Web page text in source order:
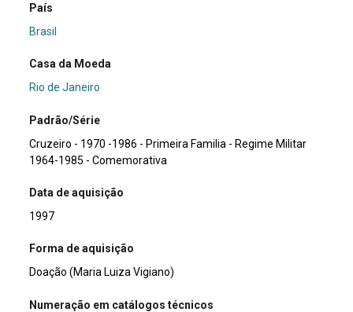
País
Brasil
Casa da Moeda
Rio de Janeiro
Padrão/Série
Cruzeiro - 1970 -1986 - Primeira Familia - Regime Militar
1964-1985 - Comemorativa
Data de aquisição
1997
Forma de aquisição
Doação (Maria Luiza Vigiano)
Numeração em catálogos técnicos